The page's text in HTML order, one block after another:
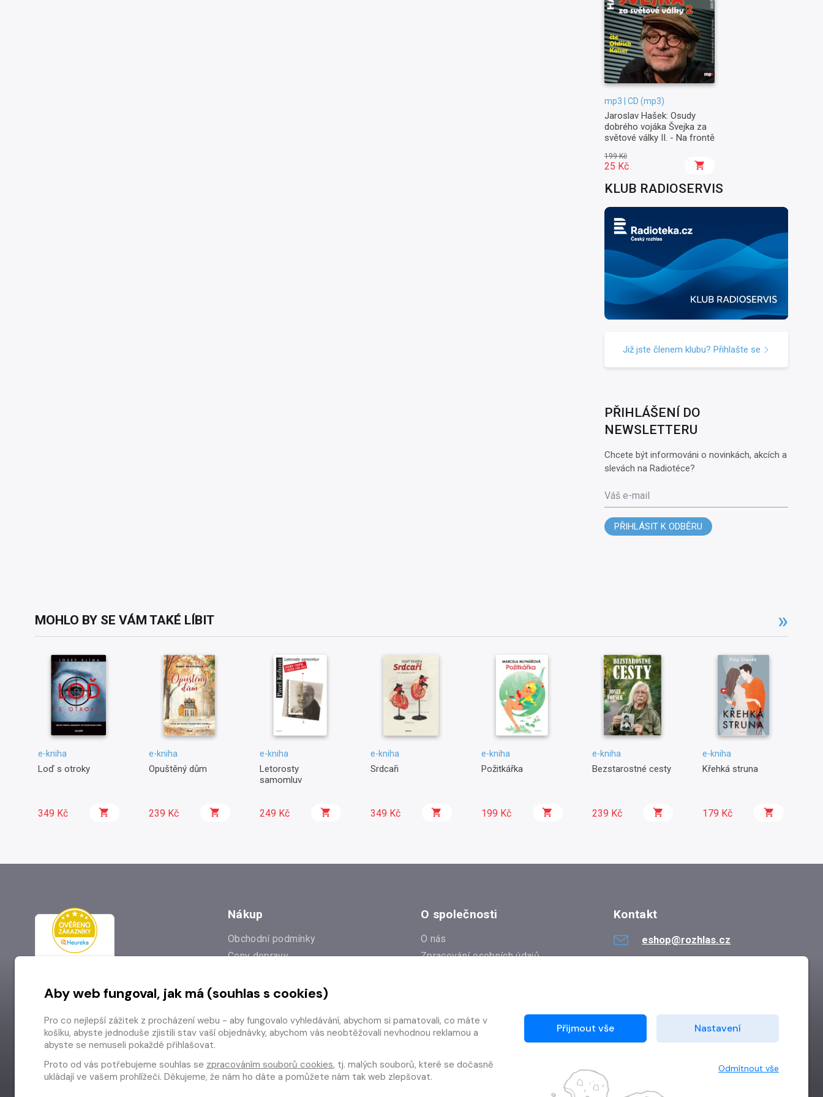
mp3 | CD (mp3)
Jaroslav Hašek: Osudy
dobrého vojáka Švejka za
světové války II. - Na frontě
199 Kč
25 Kč
KLUB RADIOSERVIS
Již jste členem klubu? Přihlašte se
PŘIHLÁŠENÍ DO
NEWSLETTERU
Chcete být informováni o novinkách, akcích a
slevách na Radiotéce?
Váš e-mail
PŘIHLÁSIT K ODBĚRU
MOHLO BY SE VÁM TAKÉ LÍBIT
e-kniha
Loď s otroky
349 Kč
e-kniha
Opuštěný dům
239 Kč
e-kniha
Letorosty
samomluv
249 Kč
e-kniha
Srdcaři
349 Kč
e-kniha
Požitkářka
199 Kč
e-kniha
Bezstarostné cesty
239 Kč
e-kniha
Křehká struna
179 Kč
Nákup
Obchodní podmínky
Ceny dopravy
Prodejna
Odstoupení od smlouvy
O společnosti
O nás
Zpracování osobních údajů
Kontakt
eshop@rozhlas.cz
Aby web fungoval, jak má (souhlas s cookies)
Pro co nejlepší zážitek z procházení webu - aby fungovalo vyhledávání, abychom si pamatovali, co máte v
košíku, abyste jednoduše zjistili stav vaší objednávky, abychom vás neobtěžovali nevhodnou reklamou a
abyste se nemuseli pokaždé přihlašovat.
Proto od vás potřebujeme souhlas se zpracováním souborů cookies, tj. malých souborů, které se dočasně
ukládají ve vašem prohlížeči. Děkujeme, že nám ho dáte a pomůžete nám tak web zlepšovat.
Přijmout vše Nastavení
Odmítnout vše